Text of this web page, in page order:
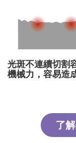
光斑不連續切割
機械力，容易造
了